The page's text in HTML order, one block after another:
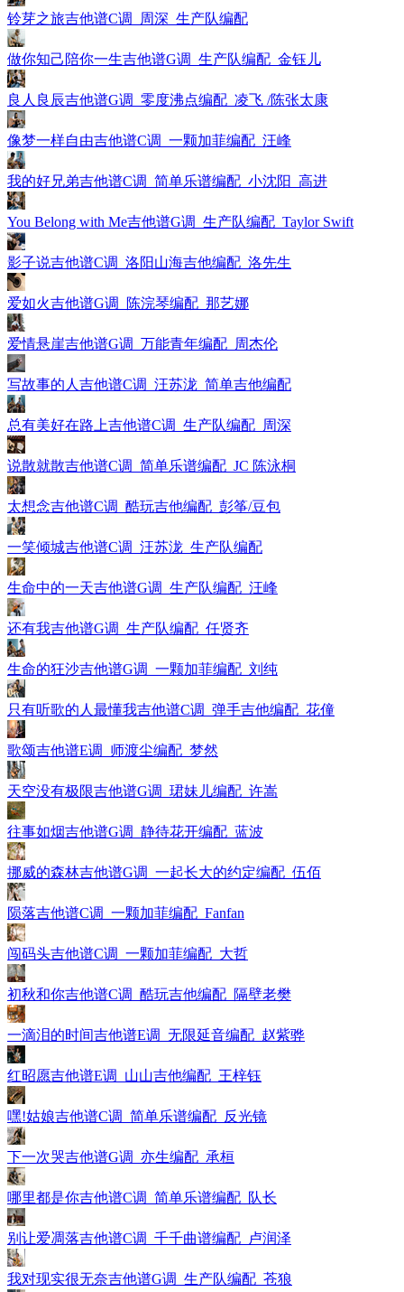
铃芽之旅吉他谱C调_周深_生产队编配
做你知己陪你一生吉他谱G调_生产队编配_金钰儿
良人良辰吉他谱G调_零度沸点编配_凌飞 /陈张太康
像梦一样自由吉他谱C调_一颗加菲编配_汪峰
我的好兄弟吉他谱C调_简单乐谱编配_小沈阳_高进
You Belong with Me吉他谱G调_生产队编配_Taylor Swift
影子说吉他谱C调_洛阳山海吉他编配_洛先生
爱如火吉他谱G调_陈浣琴编配_那艺娜
爱情悬崖吉他谱G调_万能青年编配_周杰伦
写故事的人吉他谱C调_汪苏泷_简单吉他编配
总有美好在路上吉他谱C调_生产队编配_周深
说散就散吉他谱C调_简单乐谱编配_JC 陈泳桐
太想念吉他谱C调_酷玩吉他编配_彭筝/豆包
一笑倾城吉他谱C调_汪苏泷_生产队编配
生命中的一天吉他谱G调_生产队编配_汪峰
还有我吉他谱G调_生产队编配_任贤齐
生命的狂沙吉他谱G调_一颗加菲编配_刘纯
只有听歌的人最懂我吉他谱C调_弹手吉他编配_花僮
歌颂吉他谱E调_师渡尘编配_梦然
天空没有极限吉他谱G调_珺妹儿编配_许嵩
往事如烟吉他谱G调_静待花开编配_蓝波
挪威的森林吉他谱G调_一起长大的约定编配_伍佰
陨落吉他谱C调_一颗加菲编配_Fanfan
闯码头吉他谱C调_一颗加菲编配_大哲
初秋和你吉他谱C调_酷玩吉他编配_隔壁老樊
一滴泪的时间吉他谱E调_无限延音编配_赵紫骅
红昭愿吉他谱E调_山山吉他编配_王梓钰
嘿!姑娘吉他谱C调_简单乐谱编配_反光镜
下一次哭吉他谱G调_亦生编配_承桓
哪里都是你吉他谱C调_简单乐谱编配_队长
别让爱凋落吉他谱C调_千千曲谱编配_卢润泽
我对现实很无奈吉他谱G调_生产队编配_苍狼